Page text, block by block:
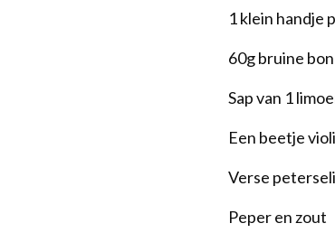
1 klein handje
60g bruine
Sap van 1
Een beetje
Verse
Peper en zout